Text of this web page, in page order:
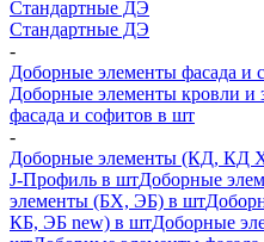
Стандартные ДЭ
Стандартные ДЭ
-
Доборные элементы фасада и
Доборные элементы кровли и
фасада и софитов в шт
-
Доборные элементы (КД, КД
J-Профиль в штДоборные
элементы (БХ, ЭБ) в шт
КБ, ЭБ new) в штДоборные